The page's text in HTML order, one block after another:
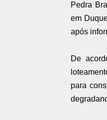
Pedra
em
após
De
para